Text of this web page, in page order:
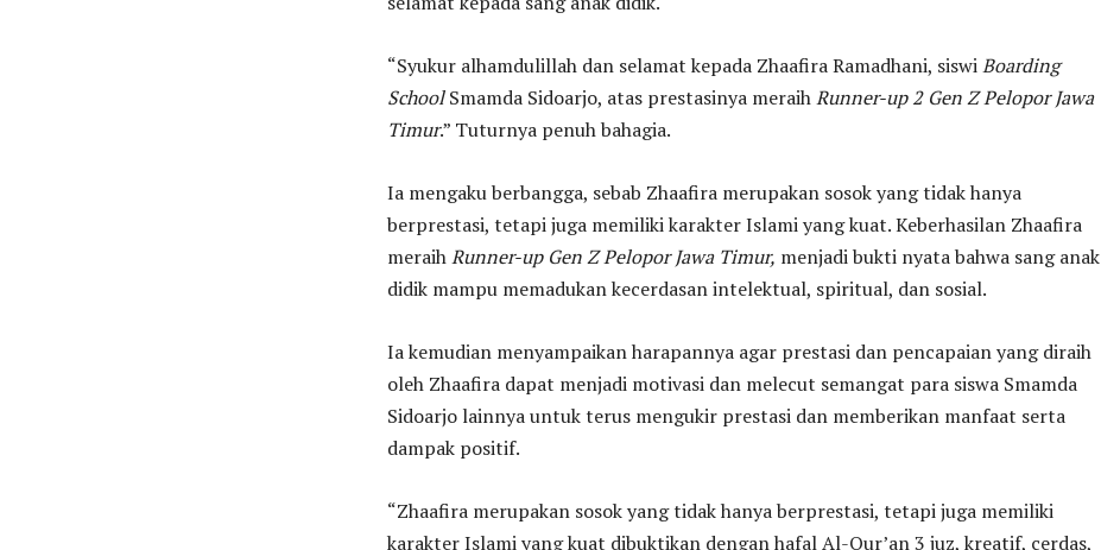
“Syukur alhamdulillah dan selamat kepada Zhaafira Ramadhani, siswiBoarding
SchoolSmamda Sidoarjo, atas prestasinya meraihRunner-up 2 Gen Z Pelopor Jawa
Timur.” Tuturnya penuh bahagia.
Ia mengaku berbangga, sebab Zhaafira merupakan sosok yang tidak hanya
berprestasi, tetapi juga memiliki karakter Islami yang kuat. Keberhasilan Zhaafira
meraihRunner-up Gen Z Pelopor Jawa Timur, menjadi bukti nyata bahwa sang anak
didik mampu memadukan kecerdasan intelektual, spiritual, dan sosial.
Ia kemudian menyampaikan harapannya agar prestasi dan pencapaian yang diraih
oleh Zhaafira dapat menjadi motivasi dan melecut semangat para siswa Smamda
Sidoarjo lainnya untuk terus mengukir prestasi dan memberikan manfaat serta
dampak positif.
“Zhaafira merupakan sosok yang tidak hanya berprestasi, tetapi juga memiliki
karakter Islami yang kuat dibuktikan dengan hafal Al-Qur’an 3 juz, kreatif, cerdas,